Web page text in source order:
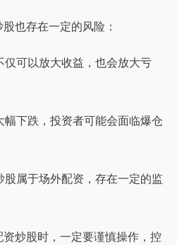
也存在一定的风险：
可以放大收益，也会放大亏
下跌，投资者可能会面临爆仓
属于场外配资，存在一定的监
炒股时，一定要谨慎操作，控